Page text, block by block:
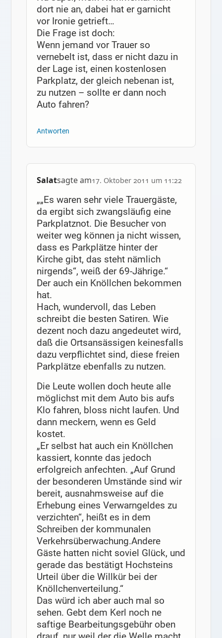
dort nie an, dabei hat er garnicht
vor Ironie getrieft…
Die Frage ist doch:
Wenn jemand vor Trauer so
vernebelt ist, dass er nicht dazu in
der Lage ist, einen kostenlosen
Parkplatz, der gleich nebenan ist,
zu nutzen – sollte er dann noch
Auto fahren?
Antworten
Salatsagte am17. Oktober 2011 um 11:22
„„Es waren sehr viele Trauergäste,
da ergibt sich zwangsläufig eine
Parkplatznot. Die Besucher von
weiter weg können ja nicht wissen,
dass es Parkplätze hinter der
Kirche gibt, das steht nämlich
nirgends“, weiß der 69-Jährige.“
Der auch ein Knöllchen bekommen
hat.
Hach, wundervoll, das Leben
schreibt die besten Satiren. Wie
dezent noch dazu angedeutet wird,
daß die Ortsansässigen keinesfalls
dazu verpflichtet sind, diese freien
Parkplätze ebenfalls zu nutzen.
Die Leute wollen doch heute alle
möglichst mit dem Auto bis aufs
Klo fahren, bloss nicht laufen. Und
dann meckern, wenn es Geld
kostet.
„Er selbst hat auch ein Knöllchen
kassiert, konnte das jedoch
erfolgreich anfechten. „Auf Grund
der besonderen Umstände sind wir
bereit, ausnahmsweise auf die
Erhebung eines Verwarngeldes zu
verzichten“, heißt es in dem
Schreiben der kommunalen
Verkehrsüberwachung.Andere
Gäste hatten nicht soviel Glück, und
gerade das bestätigt Hochsteins
Urteil über die Willkür bei der
Knöllchenverteilung.“
Das würd ich aber auch mal so
sehen. Gebt dem Kerl noch ne
saftige Bearbeitungsgebühr oben